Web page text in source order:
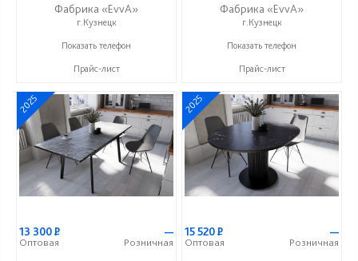
Фабрика «EvvA»
г.Кузнецк
+7 (996) 247-97-09
Показать телефон
Прайс-лист
Фабрика «EvvA»
г.Кузнецк
+7 (996) 247-97-09
Показать телефон
Прайс-лист
2025
13 300Р
Оптовая
—
Розничная
2025
15 520Р
Оптовая
—
Розничная